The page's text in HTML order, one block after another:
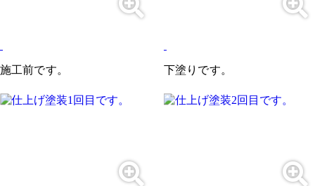
施工前です。 下塗りです。